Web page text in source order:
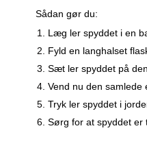
Sådan gør du:
Læg ler spyddet i en
Fyld en langhalset
Sæt ler spyddet på
Vend nu den samlede
Tryk ler spyddet i
Sørg for at spyddet er